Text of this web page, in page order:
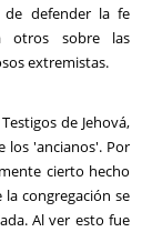
de defender la fe
otros sobre las
extremistas.
de Jehová,
los 'ancianos'. Por
cierto hecho
congregación se
Al ver esto fue